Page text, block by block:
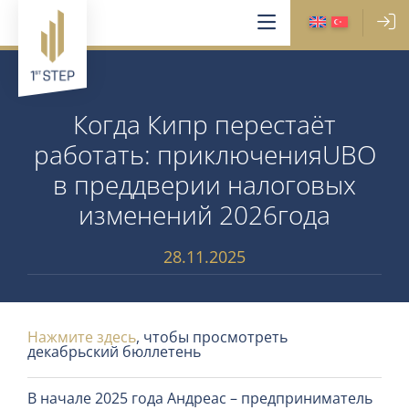
Когда Кипр перестаёт
работать: приключенияUBO
в преддверии налоговых
изменений 2026года
28.11.2025
Нажмите здесь, чтобы просмотреть
декабрьский бюллетень
В начале 2025 года Андреас – предприниматель